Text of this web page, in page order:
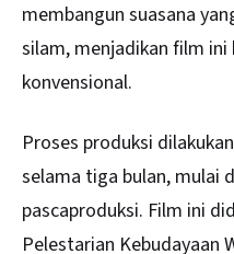
membangun suasana
silam, menjadikan film
konvensional.
Proses produksi
selama tiga bulan, mulai
pascaproduksi. Film ini
Pelestarian Kebudayaan